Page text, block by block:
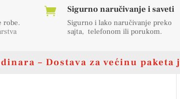
robe.
 Sigurno naručivanje i saveti
Sigurno i lako naručivanje preko
sajta, telefonom ili porukom.
– Dostava za većinu paketa